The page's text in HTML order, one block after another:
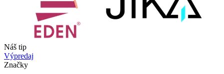
Náš tip
Výpredaj
Značky